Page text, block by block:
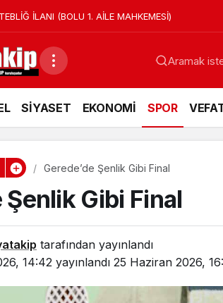
TEBLİĞ İLANI (BOLU 1. AİLE MAHKEMESİ)
SİYASET EKONOMİ SPOR
Gerede’de Şenlik Gibi Final
Şenlik Gibi Final
tarafından yayınlandı
14:42 yayınlandı 25 Haziran 2026,